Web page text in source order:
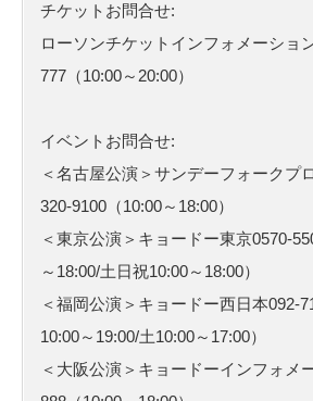
チケットお問合せ:
ローソンチケットインフォメーシ
777（10:00～20:00）
イベントお問合せ:
＜名古屋公演＞サンデーフォークプ
320-9100（10:00～18:00）
＜東京公演＞キョードー東京0570-
～18:00/土日祝10:00～18:00）
＜福岡公演＞キョードー西日本092-
10:00～19:00/土10:00～17:00）
＜大阪公演＞キョードーインフォメ